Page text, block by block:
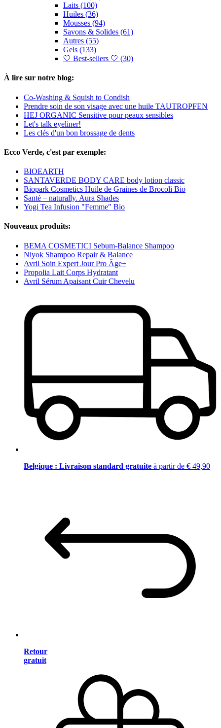
Laits (100)
Huiles (36)
Mousses (94)
Savons & Solides (61)
Autres (55)
Gels (133)
🤍 Best-sellers 🤍 (30)
À lire sur notre blog:
Co-Washing & Squish to Condish
Prendre soin de son visage avec une huile TAUTROPFEN
HEJ ORGANIC Sensitive pour peaux sensibles
Let's talk eyeliner!
Les clés d'un bon brossage de dents
Ecco Verde, c'est par exemple:
BIOEARTH
SANTAVERDE BODY CARE body lotion classic
Biopark Cosmetics Huile de Graines de Brocoli Bio
Santé – naturally. Aura Shades
Yogi Tea Infusion "Femme" Bio
Nouveaux produits:
BEMA COSMETICI Sebum-Balance Shampoo
Niyok Shampoo Repair & Balance
Avril Soin Expert Jour Pro Âge+
Propolia Lait Corps Hydratant
Avril Sérum Apaisant Cuir Chevelu
Belgique : Livraison standard gratuite à partir de € 49,90
Retour
gratuit